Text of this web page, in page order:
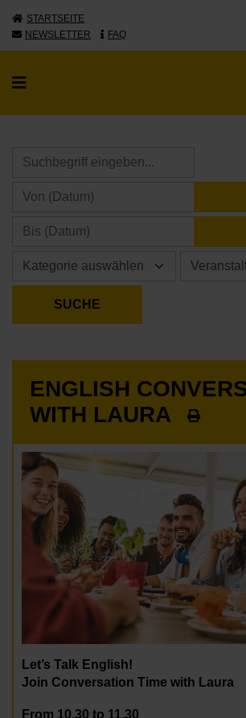
STARTSEITE
NEWSLETTER
FAQ
ENGLISH
WITH LAURA
Let’s Talk English!
Join Conversation Time with Laura
From 10.30 to 11.30